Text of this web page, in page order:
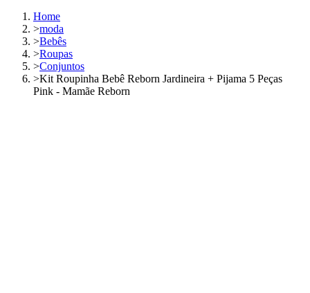
Home
>moda
>Bebês
>Roupas
>Conjuntos
>Kit Roupinha Bebê Reborn Jardineira + Pijama 5 Peças
Pink - Mamãe Reborn